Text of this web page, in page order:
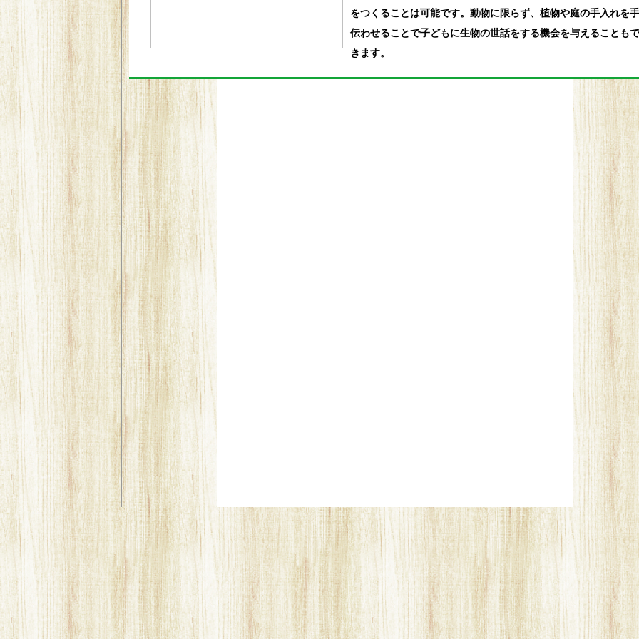
をつくることは可能です。動物に限らず、植物や庭の手入れを手
伝わせることで子どもに生物の世話をする機会を与えることもで
きます。
福岡 北九州 小倉癒しのふれあい犬カフェ/かたのだ
福岡 北九州 小倉癒しのふれあい犬カフェ/癒しの場
福岡 北九州 小倉癒しのふれあ
福岡 北